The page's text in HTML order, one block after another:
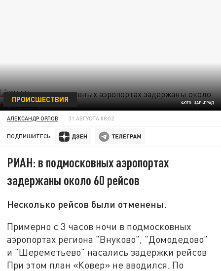
ФОТО: ЦАРЬГРАД
ПРОИСШЕСТВИЯ
АЛЕКСАНДР ОРЛОВ 31 АВГУСТА 08:02
ПОДПИШИТЕСЬ:
РИАН: в подмосковных аэропортах
задержаны около 60 рейсов
Несколько рейсов были отменены.
Примерно с 3 часов ночи в подмосковных
аэропортах региона "Внуково", "Домодедово"
и "Шереметьево" насались задержки рейсов
При этом план «Ковер» не вводился. По